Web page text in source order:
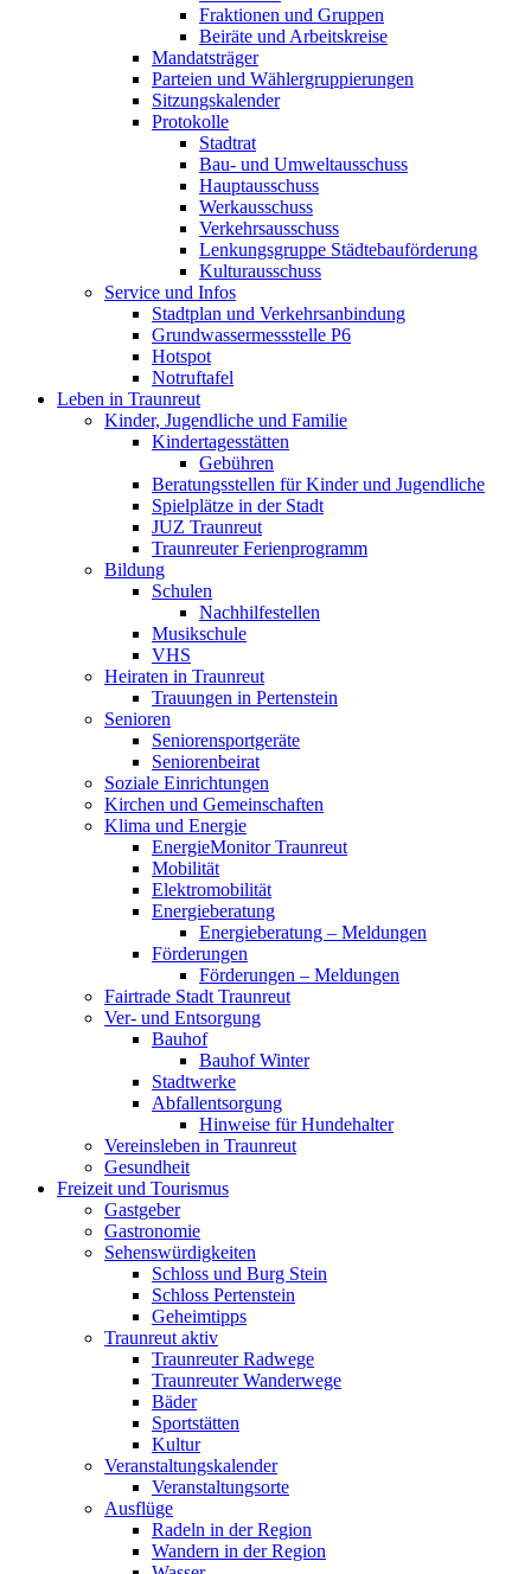
Fraktionen und Gruppen
Beiräte und Arbeitskreise
Mandatsträger
Parteien und Wählergruppierungen
Sitzungskalender
Protokolle
Stadtrat
Bau- und Umweltausschuss
Hauptausschuss
Werkausschuss
Verkehrsausschuss
Lenkungsgruppe Städtebauförderung
Kulturausschuss
Service und Infos
Stadtplan und Verkehrsanbindung
Grundwassermessstelle P6
Hotspot
Notruftafel
Leben in Traunreut
Kinder, Jugendliche und Familie
Kindertagesstätten
Gebühren
Beratungsstellen für Kinder und Jugendliche
Spielplätze in der Stadt
JUZ Traunreut
Traunreuter Ferienprogramm
Bildung
Schulen
Nachhilfestellen
Musikschule
VHS
Heiraten in Traunreut
Trauungen in Pertenstein
Senioren
Seniorensportgeräte
Seniorenbeirat
Soziale Einrichtungen
Kirchen und Gemeinschaften
Klima und Energie
EnergieMonitor Traunreut
Mobilität
Elektromobilität
Energieberatung
Energieberatung – Meldungen
Förderungen
Förderungen – Meldungen
Fairtrade Stadt Traunreut
Ver- und Entsorgung
Bauhof
Bauhof Winter
Stadtwerke
Abfallentsorgung
Hinweise für Hundehalter
Vereinsleben in Traunreut
Gesundheit
Freizeit und Tourismus
Gastgeber
Gastronomie
Sehenswürdigkeiten
Schloss und Burg Stein
Schloss Pertenstein
Geheimtipps
Traunreut aktiv
Traunreuter Radwege
Traunreuter Wanderwege
Bäder
Sportstätten
Kultur
Veranstaltungskalender
Veranstaltungsorte
Ausflüge
Radeln in der Region
Wandern in der Region